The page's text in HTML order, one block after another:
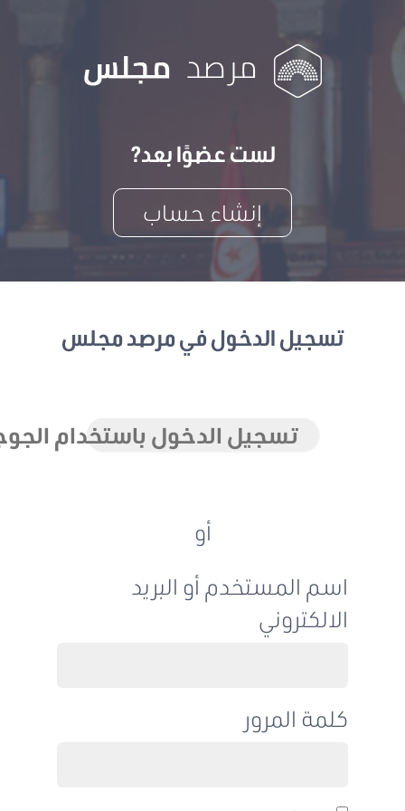
لست عضوًا بعد?
إنشاء حساب
تسجيل الدخول في مرصد مجلس
تسجيل الدخول باستخدام الجوجل
اسم المستخدم أو البريد
الالكتروني
كلمة المرور